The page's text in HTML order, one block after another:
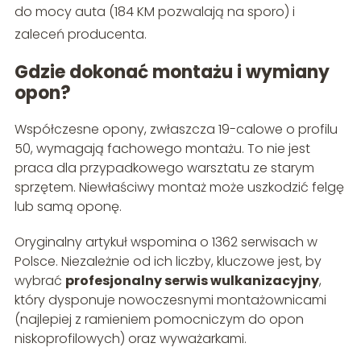
do mocy auta (184 KM pozwalają na sporo) i
zaleceń producenta.
Gdzie dokonać montażu i wymiany
opon?
Współczesne opony, zwłaszcza 19-calowe o profilu
50, wymagają fachowego montażu. To nie jest
praca dla przypadkowego warsztatu ze starym
sprzętem. Niewłaściwy montaż może uszkodzić felgę
lub samą oponę.
Oryginalny artykuł wspomina o 1362 serwisach w
Polsce. Niezależnie od ich liczby, kluczowe jest, by
wybrać profesjonalny serwis wulkanizacyjny,
który dysponuje nowoczesnymi montażownicami
(najlepiej z ramieniem pomocniczym do opon
niskoprofilowych) oraz wyważarkami.